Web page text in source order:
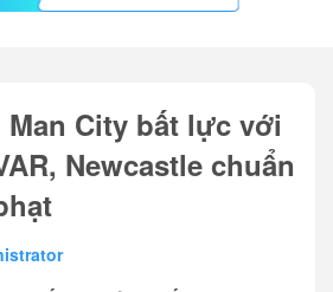
Man City bất lực với
Newcastle chuẩn